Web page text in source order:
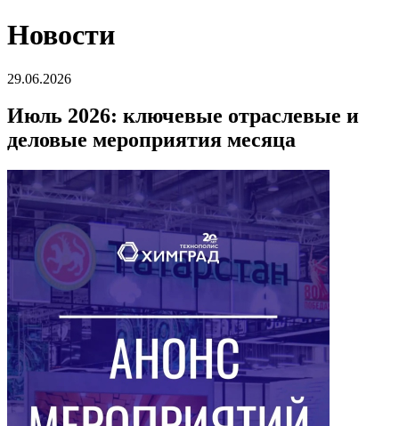
Новости
29.06.2026
Июль 2026: ключевые отраслевые и
деловые мероприятия месяца